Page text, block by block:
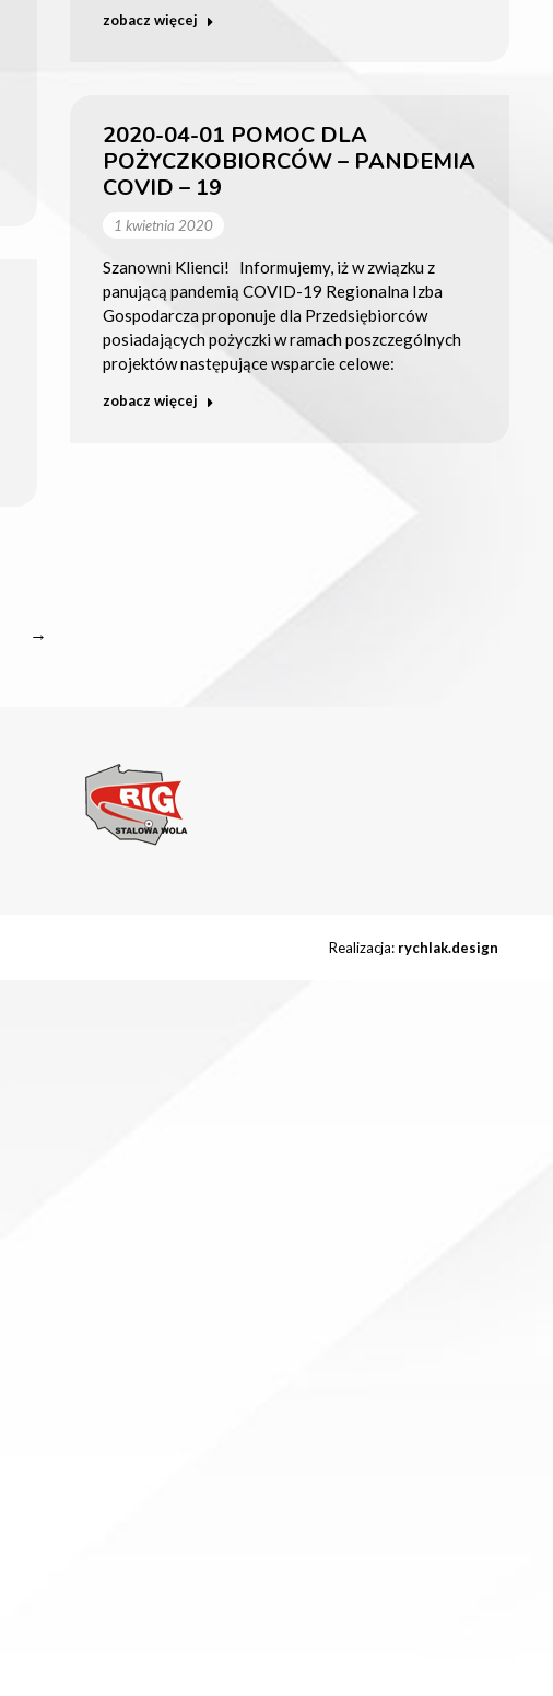
zobacz więcej
2020-04-01 POMOC DLA
POŻYCZKOBIORCÓW – PANDEMIA
COVID – 19
1 kwietnia 2020
Szanowni Klienci! Informujemy, iż w związku z
panującą pandemią COVID-19 Regionalna Izba
Gospodarcza proponuje dla Przedsiębiorców
posiadających pożyczki w ramach poszczególnych
projektów następujące wsparcie celowe:
zobacz więcej
→
Realizacja: rychlak.design